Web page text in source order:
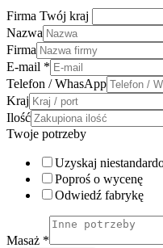
Firma Twój kraj
Nazwa
Firma
E-mail *
Telefon / WhasApp
Kraj
Ilość
Twoje potrzeby
Uzyskaj
Poproś o wycenę
Odwiedź fabrykę
Masaż *